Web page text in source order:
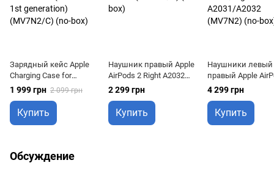
Зарядный кейс Apple
Charging Case for
AirPods (2nd and 1st
generation) (MV7N2/C)
(no-box)
1 999 грн 2 099 грн
Купить
Наушник правый Apple
AirPods 2 Right A2032
(MV7N2/R) (no-box)
2 299 грн
Купить
Наушники левый
правый Apple
Left/Right A2031/
(MV7N2) (no-box)
4 299 грн
Купить
Обсуждение